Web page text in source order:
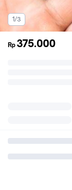
1/3
Rp 375.000